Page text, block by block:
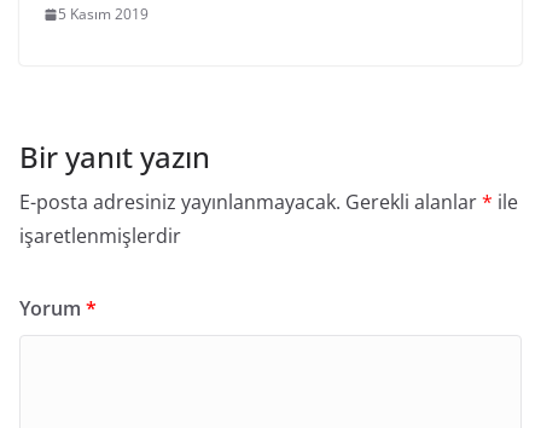
5 Kasım 2019
Bir yanıt yazın
E-posta adresiniz yayınlanmayacak. Gerekli alanlar* ile
işaretlenmişlerdir
Yorum *